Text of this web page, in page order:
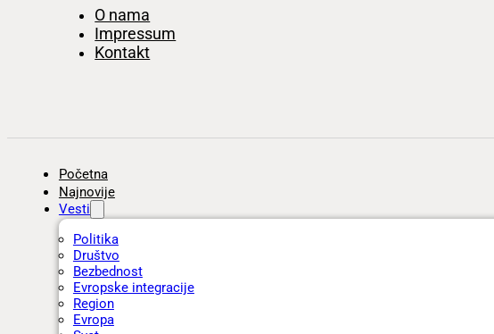
O nama
Impressum
Kontakt
Početna
Najnovije
Vesti
Politika
Društvo
Bezbednost
Evropske integracije
Region
Evropa